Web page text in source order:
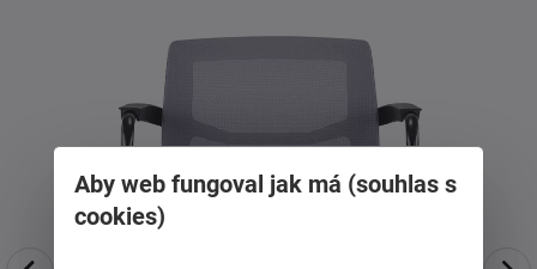
Aby web fungoval jak má (souhlas s
cookies)